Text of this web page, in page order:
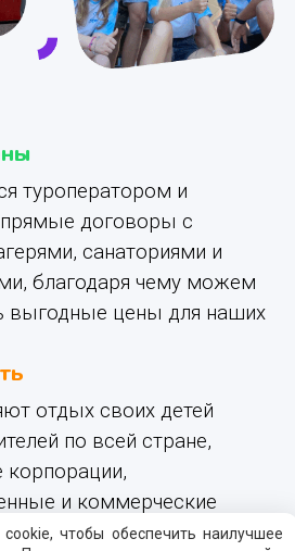
туроператором и
договоры с
санаториями и
благодаря чему можем
выгодные цены для наших
отдых своих детей
по всей стране,
корпорации,
и коммерческие
чтобы обеспечить наилучшее